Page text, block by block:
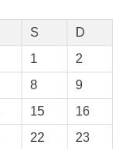
S
D
1
2
8
9
15
16
22
23